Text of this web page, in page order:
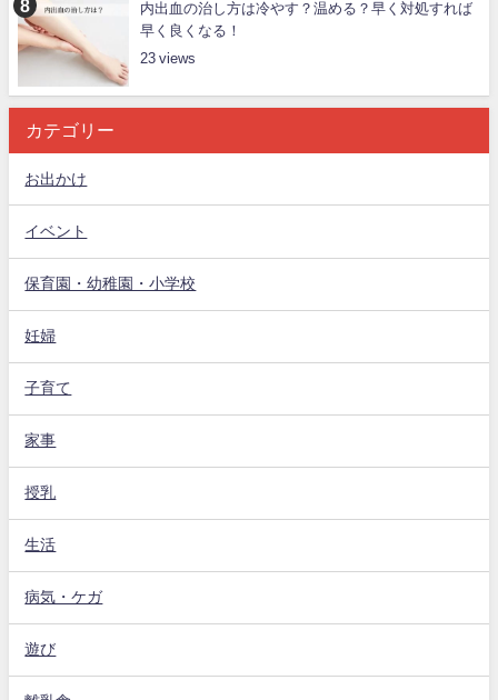
内出血の治し方は冷やす？温める？早く対処すれば
早く良くなる！
23
カテゴリー
お出かけ
イベント
保育園・幼稚園・小学校
妊婦
子育て
家事
授乳
生活
病気・ケガ
遊び